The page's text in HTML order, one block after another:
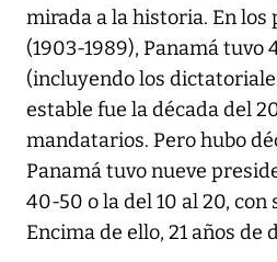
mirada a la historia. En los
(1903-1989), Panamá tuvo
(incluyendo los
estable fue la década del
mandatarios. Pero hubo
Panamá tuvo nueve
40-50 o la del 10 al 20,
Encima de ello, 21 años de